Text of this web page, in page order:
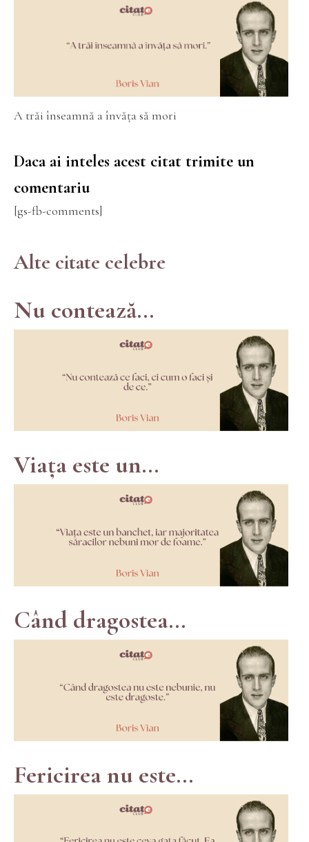
A trăi înseamnă a învăța să mori
Daca ai inteles acest citat trimite un
comentariu
[gs-fb-comments]
Alte citate celebre
Nu contează...
Viața este un...
Când dragostea...
Fericirea nu este...